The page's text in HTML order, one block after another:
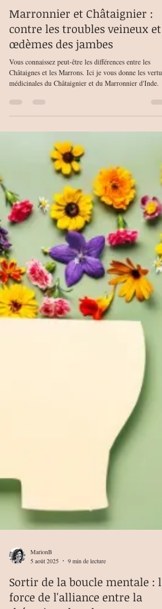
MarionB
30 sept. 2025
3 min de lecture
contre les troubles veineux et
Vous connaissez peut-être les différences entre les
Châtaignes et les Marrons. Ici je vous donne les vertus
médicinales du Châtaignier et du Marronnier d'Inde.